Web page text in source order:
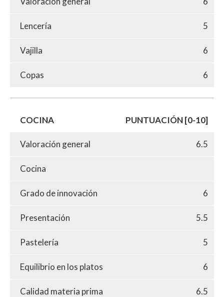
Lencería 5
Vajilla 6
Copas 6
COCINA PUNTUACIÓN [0-10]
Valoración general 6.5
Cocina
Grado de innovación 6
Presentación 5.5
Pastelería 5
Equilibrio en los platos 6
Calidad materia prima 6.5